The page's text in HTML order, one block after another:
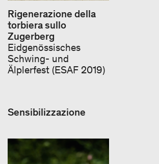
Rigenerazione della
torbiera sullo
Zugerberg
Eidgenössisches
Schwing-​ und
Älplerfest (ESAF 2019)
Sensibilizzazione